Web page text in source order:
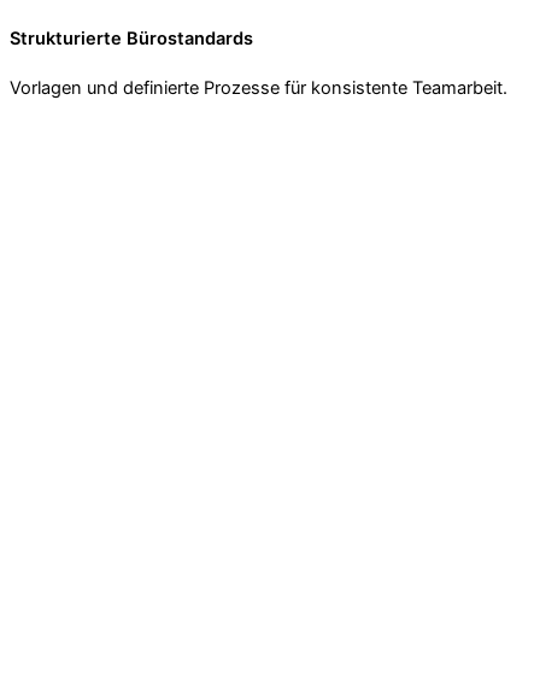
Strukturierte Bürostandards
Vorlagen und definierte Prozesse für konsistente Teamarbeit.